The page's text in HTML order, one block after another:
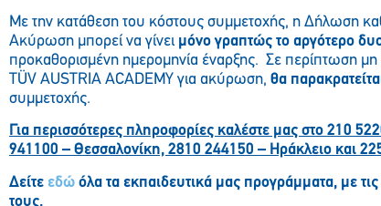
Με την κατάθεση του κόστους συμμετοχής, η Δήλωση
Ακύρωση μπορεί να γίνει μόνο γραπτώς το αργότερο
προκαθορισμένη ημερομηνία έναρξης. Σε περίπτωση
TÜV AUSTRIA ACADEMY για ακύρωση, θα
συμμετοχής.
Για περισσότερες πληροφορίες καλέστε μας στο 210
941100 – Θεσσαλονίκη, 2810 244150 – Ηράκλειο και
Δείτε εδώ όλα τα εκπαιδευτικά μας προγράμματα, με
τους.